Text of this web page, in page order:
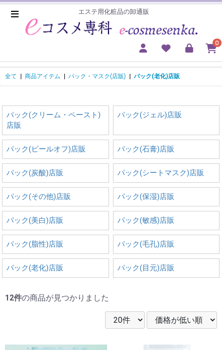
エステ用化粧品の卸通販
0
全て 商品アイテム パック・マスク(店販) パック(老化)店販
パック(クリーム・ペースト)
店販
パック(ジェル)店販
パック(ピールオフ)店販 パック(石膏)店販
パック(炭酸)店販 パック(シートマスク)店販
パック(その他)店販 パック(保湿)店販
パック(美白)店販 パック(敏感)店販
パック(脂性)店販 パック(毛孔)店販
パック(老化)店販 パック(目元)店販
12件の商品が見つかりました